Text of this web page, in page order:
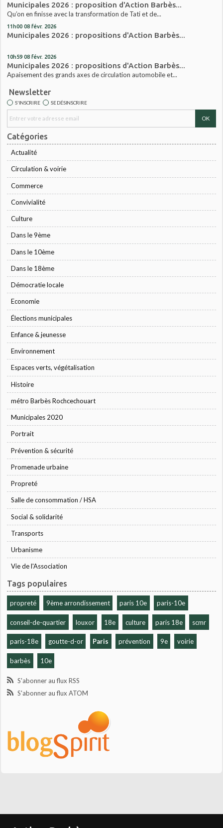
Municipales 2026 : proposition d'Action Barbès...
Qu’on en finisse avec la transformation de Tati et de...
11h00 08 févr. 2026
Municipales 2026 : propositions d'Action Barbès...
10h59 08 févr. 2026
Municipales 2026 : propositions d'Action Barbès...
Apaisement des grands axes de circulation automobile et...
Newsletter
S'INSCRIRE SE DÉSINSCRIRE
Catégories
Actualité
Circulation & voirie
Commerce
Convivialité
Culture
Dans le 9ème
Dans le 10ème
Dans le 18ème
Démocratie locale
Economie
Élections municipales
Enfance & jeunesse
Environnement
Espaces verts, végétalisation
Histoire
métro Barbès Rochcechouart
Municipales 2020
Portrait
Prévention & sécurité
Promenade urbaine
Propreté
Salle de consommation / HSA
Social & solidarité
Transports
Urbanisme
Vie de l'Association
Tags populaires
propreté 9ème arrondissement paris 10e paris-10e
conseil-de-quartier louxor 18e culture paris 18e scmr
paris-18e goutte-d-or Paris prévention 9e voirie
barbès 10e
S'abonner au flux RSS
S'abonner au flux ATOM